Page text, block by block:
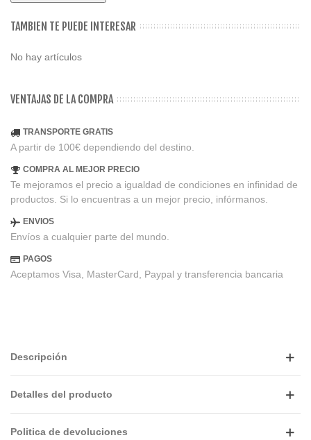
TAMBIEN TE PUEDE INTERESAR
No hay artículos
VENTAJAS DE LA COMPRA
TRANSPORTE GRATIS
A partir de 100€ dependiendo del destino.
COMPRA AL MEJOR PRECIO
Te mejoramos el precio a igualdad de condiciones en infinidad de
productos. Si lo encuentras a un mejor precio, infórmanos.
ENVIOS
Envíos a cualquier parte del mundo.
PAGOS
Aceptamos Visa, MasterCard, Paypal y transferencia bancaria
Descripción
Detalles del producto
Politica de devoluciones